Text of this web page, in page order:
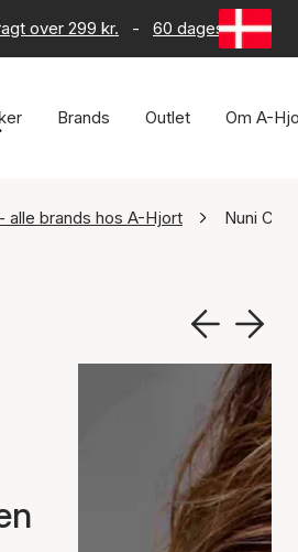
over 299 kr. - 60 dages returret
Brands Outlet Om A-
alle brands hos A-Hjort Nuni